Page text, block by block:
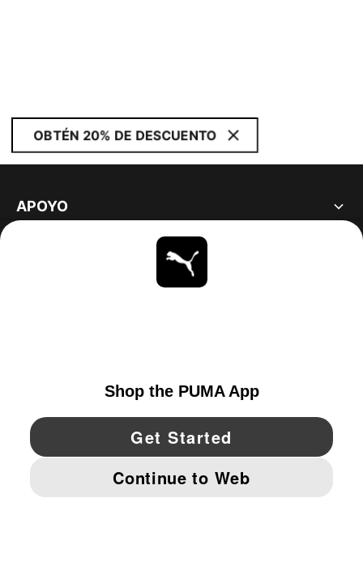
OBTÉN 20% DE DESCUENTO
APOYO
YouTube Twitter Pinterest
IMPRINT AND LEGAL DATA